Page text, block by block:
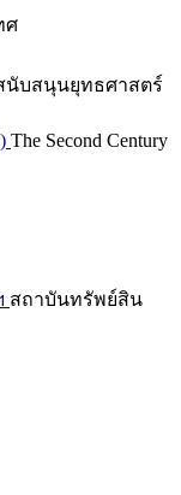
ศ
นับสนุนยุทธศาสตร์
The Second Century
สถาบันทรัพย์สิน